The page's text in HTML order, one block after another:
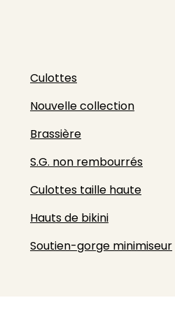
Culottes
Nouvelle collection
Brassière
S.G. non rembourrés
Culottes taille haute
Hauts de bikini
Soutien-gorge minimiseur